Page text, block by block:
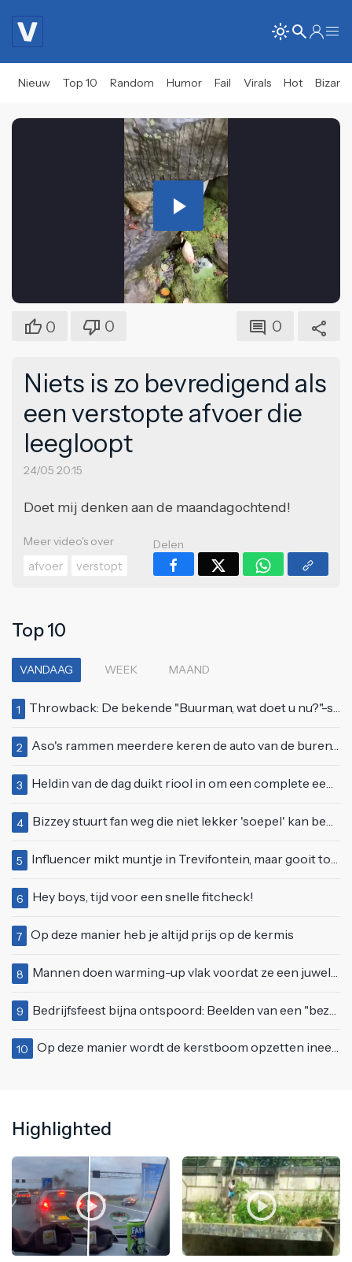
Nieuw Top 10 Random Humor Fail Virals Hot Bizar
Play
Video
0 0 0
Niets is zo bevredigend als
een verstopte afvoer die
leegloopt
24/05 20:15
Doet mij denken aan de maandagochtend!
Meer video's over
afvoer
verstopt
Delen
Top 10
VANDAAG WEEK MAAND
1 Throwback: De bekende "Buurman, wat doet u nu?"-scène uit Flodder met Tatjana Šimić
2 Aso's rammen meerdere keren de auto van de buren, maar doen alsof er niets gebeurd is
3 Heldin van de dag duikt riool in om een complete eendenfamilie te redden
4 Bizzey stuurt fan weg die niet lekker 'soepel' kan bewegen op podium
5 Influencer mikt muntje in Trevifontein, maar gooit toerist bijna knock-out
6 Hey boys, tijd voor een snelle fitcheck!
7 Op deze manier heb je altijd prijs op de kermis
8 Mannen doen warming-up vlak voordat ze een juwelierszaak in Rhenen overvallen
9 Bedrijfsfeest bijna ontspoord: Beelden van een "bezopen Tino Martin" gaan viraal
10 Op deze manier wordt de kerstboom opzetten ineens een stuk leuker
Highlighted